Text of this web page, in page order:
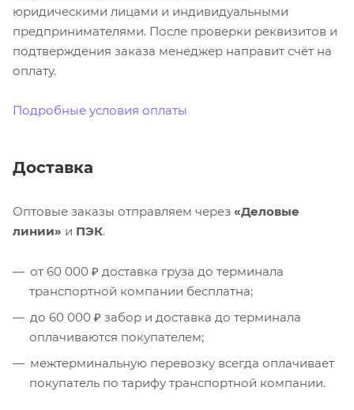
юридическими лицами и индивидуальными
предпринимателями. После проверки реквизитов и
подтверждения заказа менеджер направит счёт на
оплату.
Подробные условия оплаты
Доставка
Оптовые заказы отправляем через «Деловые
линии» и ПЭК.
от 60 000 ₽ доставка груза до терминала
транспортной компании бесплатна;
до 60 000 ₽ забор и доставка до терминала
оплачиваются покупателем;
межтерминальную перевозку всегда оплачивает
покупатель по тарифу транспортной компании.